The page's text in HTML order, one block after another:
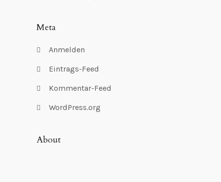
Meta
Anmelden
Eintrags-Feed
Kommentar-Feed
WordPress.org
About